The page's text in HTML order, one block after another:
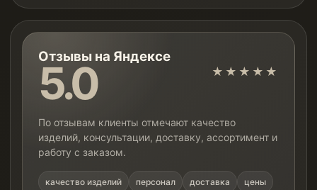
Отзывы на Яндексе
5.0 ★★★★★
По отзывам клиенты отмечают качество
изделий, консультации, доставку, ассортимент и
работу с заказом.
качество изделий персонал доставка цены